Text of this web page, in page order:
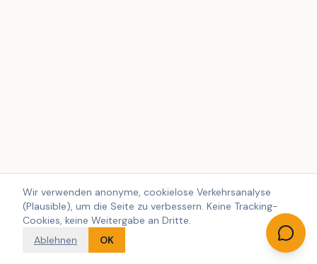
Wir verwenden anonyme, cookielose Verkehrsanalyse
(Plausible), um die Seite zu verbessern. Keine Tracking-
Cookies, keine Weitergabe an Dritte.
Ablehnen
OK